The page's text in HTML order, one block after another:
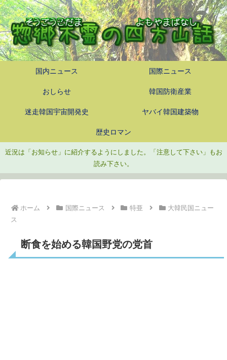
国内ニュース 国際ニュース
おしらせ 韓国防衛産業
迷走韓国宇宙開発史 ヤバイ韓国建築物
歴史ロマン
近況は「お知らせ」に紹介するようにしました。「注意して下さい」もお
読み下さい。
ホーム 国際ニュース 特亜
大韓民国ニュー
ス
断食を始める韓国野党の党首